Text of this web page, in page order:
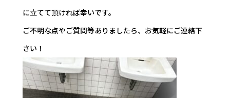
に立てて頂ければ幸いです。
ご不明な点やご質問等ありましたら、お気軽にご連絡下
さい！